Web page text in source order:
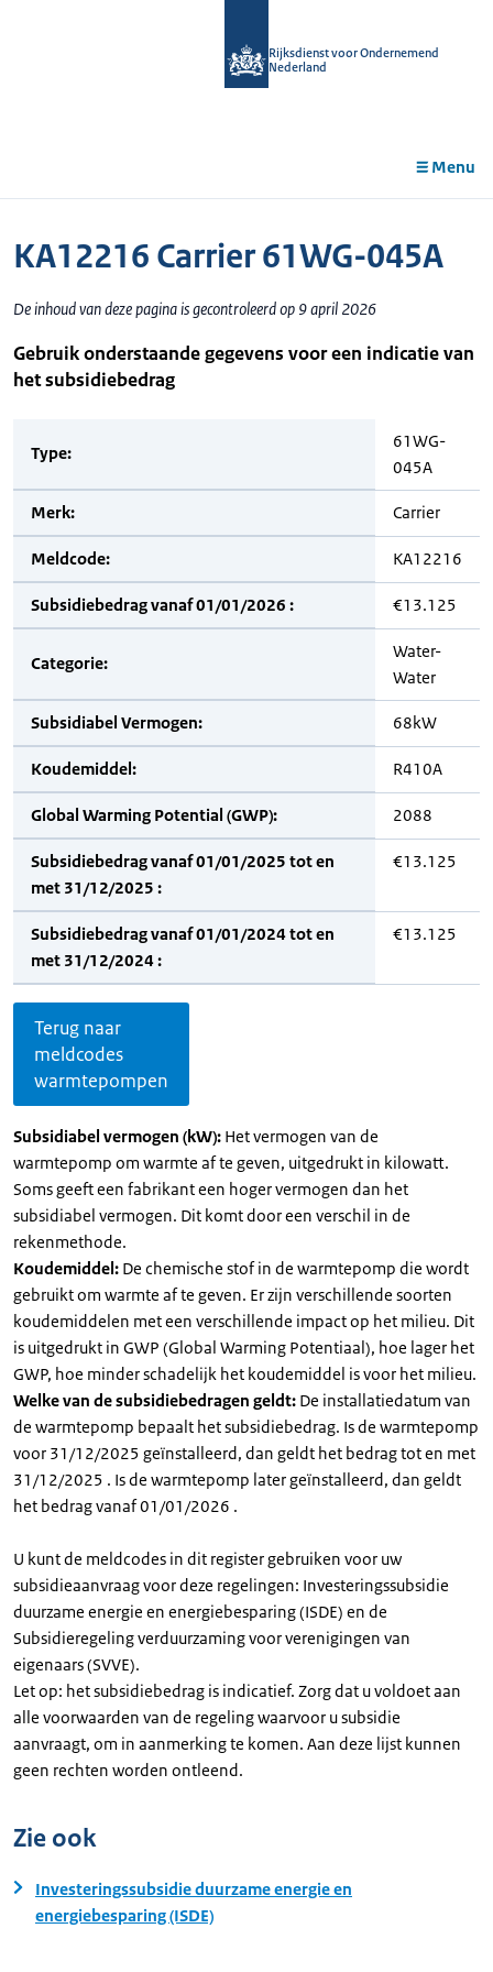
Rijksdienst voor Ondernemend
Nederland
Menu
KA12216 Carrier 61WG-045A
De inhoud van deze pagina is gecontroleerd op 9 april 2026
Gebruik onderstaande gegevens voor een indicatie van
het subsidiebedrag
Type:
61WG-
045A
Merk: Carrier
Meldcode: KA12216
Subsidiebedrag vanaf 01/01/2026 : €13.125
Categorie:
Water-
Water
Subsidiabel Vermogen: 68kW
Koudemiddel: R410A
Global Warming Potential (GWP): 2088
Subsidiebedrag vanaf 01/01/2025 tot en
met 31/12/2025 :
€13.125
Subsidiebedrag vanaf 01/01/2024 tot en
met 31/12/2024 :
€13.125
Terug naar
meldcodes
warmtepompen
Subsidiabel vermogen (kW): Het vermogen van de
warmtepomp om warmte af te geven, uitgedrukt in kilowatt.
Soms geeft een fabrikant een hoger vermogen dan het
subsidiabel vermogen. Dit komt door een verschil in de
rekenmethode.
Koudemiddel: De chemische stof in de warmtepomp die wordt
gebruikt om warmte af te geven. Er zijn verschillende soorten
koudemiddelen met een verschillende impact op het milieu. Dit
is uitgedrukt in GWP (Global Warming Potentiaal), hoe lager het
GWP, hoe minder schadelijk het koudemiddel is voor het milieu.
Welke van de subsidiebedragen geldt: De installatiedatum van
de warmtepomp bepaalt het subsidiebedrag. Is de warmtepomp
voor 31/12/2025 geïnstalleerd, dan geldt het bedrag tot en met
31/12/2025 . Is de warmtepomp later geïnstalleerd, dan geldt
het bedrag vanaf 01/01/2026 .
U kunt de meldcodes in dit register gebruiken voor uw
subsidieaanvraag voor deze regelingen: Investeringssubsidie
duurzame energie en energiebesparing (ISDE) en de
Subsidieregeling verduurzaming voor verenigingen van
eigenaars (SVVE).
Let op: het subsidiebedrag is indicatief. Zorg dat u voldoet aan
alle voorwaarden van de regeling waarvoor u subsidie
aanvraagt, om in aanmerking te komen. Aan deze lijst kunnen
geen rechten worden ontleend.
Zie ook
Investeringssubsidie duurzame energie en
energiebesparing (ISDE)